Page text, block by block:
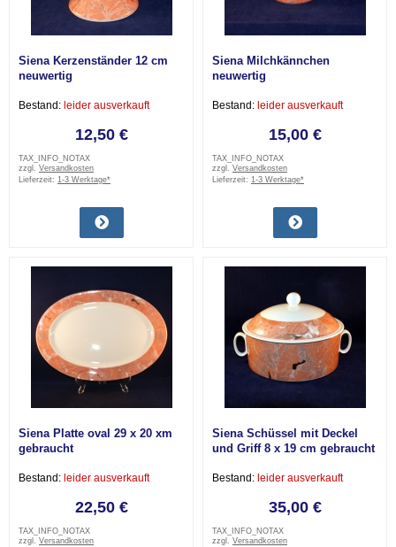
Siena Kerzenständer 12 cm
neuwertig
Bestand: leider ausverkauft
12,50 €
TAX_INFO_NOTAX
zzgl. Versandkosten
Lieferzeit: 1-3 Werktage*
Siena Milchkännchen
neuwertig
Bestand: leider ausverkauft
15,00 €
TAX_INFO_NOTAX
zzgl. Versandkosten
Lieferzeit: 1-3 Werktage*
Siena Platte oval 29 x 20 xm
gebraucht
Bestand: leider ausverkauft
22,50 €
TAX_INFO_NOTAX
zzgl. Versandkosten
Siena Schüssel mit Deckel
und Griff 8 x 19 cm gebraucht
Bestand: leider ausverkauft
35,00 €
TAX_INFO_NOTAX
zzgl. Versandkosten